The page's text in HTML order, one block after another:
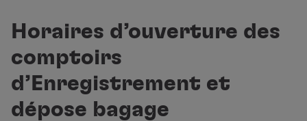
Enregistrez-vous automatiquement, rapidement et
Choisissez votre siège et obtenez votre carte
Identifiez-vous à l'aide de la clé de fichier du billet
Imprimez votre étiquette de bagage.
Comptoirs d'Enregistrement
Horaires d’ouverture des
comptoirs
d’Enregistrement et
dépose bagage